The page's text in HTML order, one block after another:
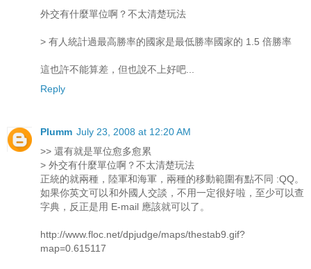
外交有什麼單位啊？不太清楚玩法
> 有人統計過最高勝率的國家是最低勝率國家的 1.5 倍勝率
這也許不能算差，但也說不上好吧...
Reply
Plumm July 23, 2008 at 12:20 AM
>> 還有就是單位愈多愈累
> 外交有什麼單位啊？不太清楚玩法
正統的就兩種，陸軍和海軍，兩種的移動範圍有點不同 :QQ。
如果你英文可以和外國人交談，不用一定很好啦，至少可以查
字典，反正是用 E-mail 應該就可以了。
http://www.floc.net/dpjudge/maps/thestab9.gif?
map=0.615117